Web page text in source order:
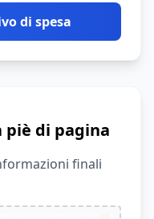
di spesa
piè di pagina
finali